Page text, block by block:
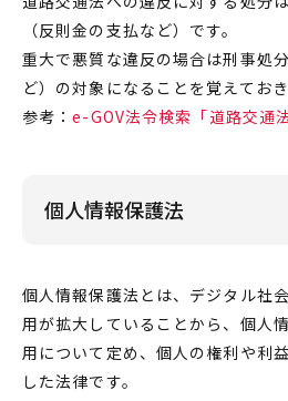
（反則金の支払など）です。
重大で悪質な違反の場合は刑事処
ど）の対象になることを覚えておき
参考：e-GOV法令検索「道路交通法
個人情報保護法
個人情報保護法とは、デジタル社
用が拡大していることから、個人
用について定め、個人の権利や利
した法律です。